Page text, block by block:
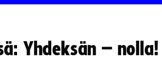
Yhdeksän – nolla!